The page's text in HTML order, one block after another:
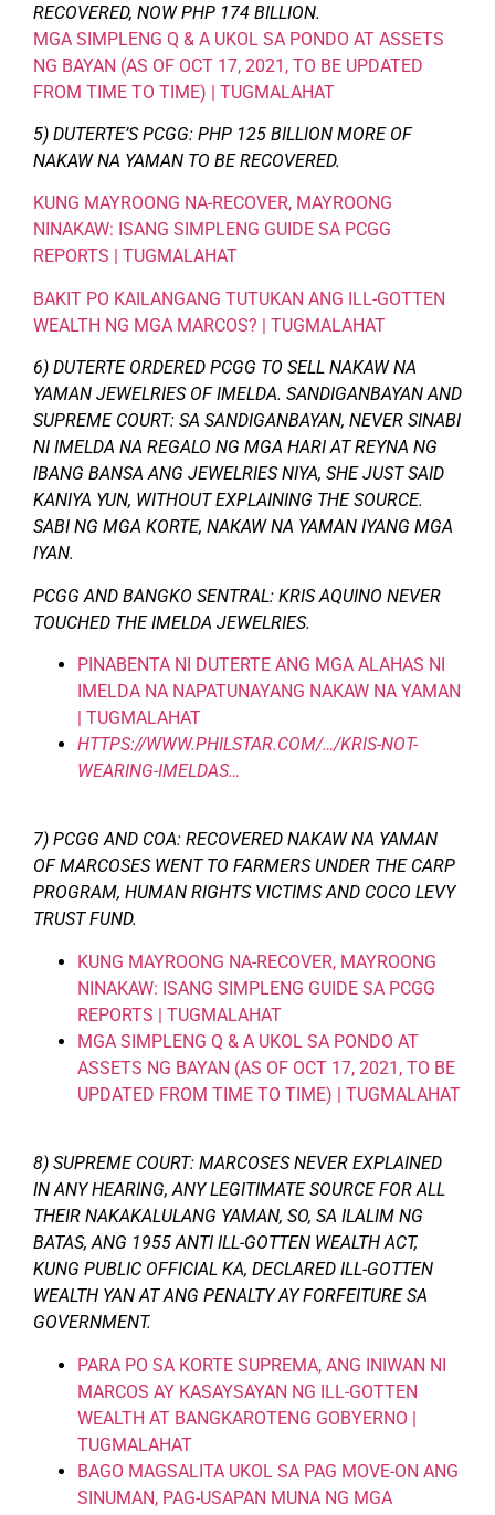
RECOVERED, NOW PHP 174 BILLION.
MGA SIMPLENG Q & A UKOL SA PONDO AT ASSETS
NG BAYAN (AS OF OCT 17, 2021, TO BE UPDATED
FROM TIME TO TIME) | TUGMALAHAT
5) DUTERTE’S PCGG: PHP 125 BILLION MORE OF
NAKAW NA YAMAN TO BE RECOVERED.
KUNG MAYROONG NA-RECOVER, MAYROONG
NINAKAW: ISANG SIMPLENG GUIDE SA PCGG
REPORTS | TUGMALAHAT
BAKIT PO KAILANGANG TUTUKAN ANG ILL-GOTTEN
WEALTH NG MGA MARCOS? | TUGMALAHAT
6) DUTERTE ORDERED PCGG TO SELL NAKAW NA
YAMAN JEWELRIES OF IMELDA. SANDIGANBAYAN AND
SUPREME COURT: SA SANDIGANBAYAN, NEVER SINABI
NI IMELDA NA REGALO NG MGA HARI AT REYNA NG
IBANG BANSA ANG JEWELRIES NIYA, SHE JUST SAID
KANIYA YUN, WITHOUT EXPLAINING THE SOURCE.
SABI NG MGA KORTE, NAKAW NA YAMAN IYANG MGA
IYAN.
PCGG AND BANGKO SENTRAL: KRIS AQUINO NEVER
TOUCHED THE IMELDA JEWELRIES.
PINABENTA NI DUTERTE ANG MGA ALAHAS NI
IMELDA NA NAPATUNAYANG NAKAW NA YAMAN
| TUGMALAHAT
HTTPS://WWW.PHILSTAR.COM/…/KRIS-NOT-
WEARING-IMELDAS…
7) PCGG AND COA: RECOVERED NAKAW NA YAMAN
OF MARCOSES WENT TO FARMERS UNDER THE CARP
PROGRAM, HUMAN RIGHTS VICTIMS AND COCO LEVY
TRUST FUND.
KUNG MAYROONG NA-RECOVER, MAYROONG
NINAKAW: ISANG SIMPLENG GUIDE SA PCGG
REPORTS | TUGMALAHAT
MGA SIMPLENG Q & A UKOL SA PONDO AT
ASSETS NG BAYAN (AS OF OCT 17, 2021, TO BE
UPDATED FROM TIME TO TIME) | TUGMALAHAT
8) SUPREME COURT: MARCOSES NEVER EXPLAINED
IN ANY HEARING, ANY LEGITIMATE SOURCE FOR ALL
THEIR NAKAKALULANG YAMAN, SO, SA ILALIM NG
BATAS, ANG 1955 ANTI ILL-GOTTEN WEALTH ACT,
KUNG PUBLIC OFFICIAL KA, DECLARED ILL-GOTTEN
WEALTH YAN AT ANG PENALTY AY FORFEITURE SA
GOVERNMENT.
PARA PO SA KORTE SUPREMA, ANG INIWAN NI
MARCOS AY KASAYSAYAN NG ILL-GOTTEN
WEALTH AT BANGKAROTENG GOBYERNO |
TUGMALAHAT
BAGO MAGSALITA UKOL SA PAG MOVE-ON ANG
SINUMAN, PAG-USAPAN MUNA NG MGA